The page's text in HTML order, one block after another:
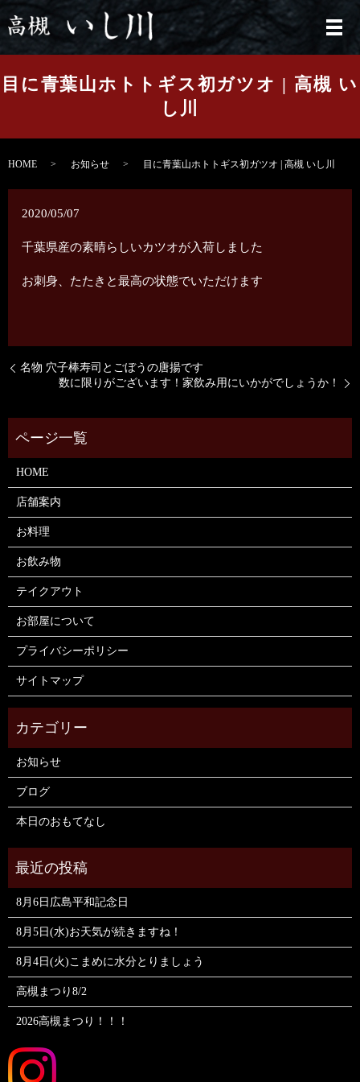
メ
目に青葉山ホトトギス初ガツオ | 高槻 い
し川
HOME お知らせ 目に青葉山ホトトギス初ガツオ | 高槻 いし川
2020/05/07
千葉県産の素晴らしいカツオが入荷しました
お刺身、たたきと最高の状態でいただけます
名物 穴子棒寿司とごぼうの唐揚です
数に限りがございます！家飲み用にいかがでしょうか！
HOME
店舗案内
お料理
お飲み物
テイクアウト
お部屋について
プライバシーポリシー
サイトマップ
お知らせ
ブログ
本日のおもてなし
8月6日広島平和記念日
8月5日(水)お天気が続きますね！
8月4日(火)こまめに水分とりましょう
高槻まつり8/2
2026高槻まつり！！！